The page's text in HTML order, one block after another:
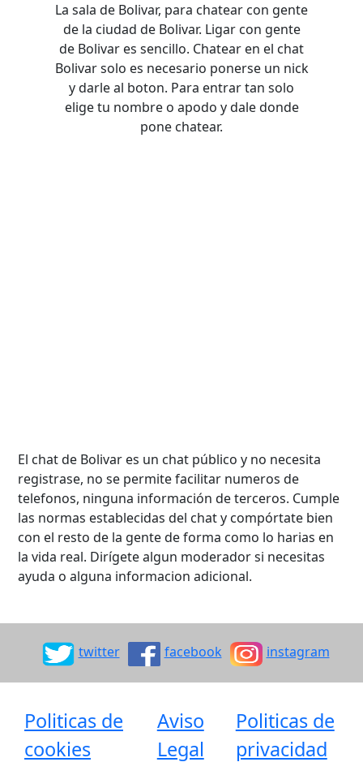
La sala de Bolivar, para chatear con gente
de la ciudad de Bolivar. Ligar con gente
de Bolivar es sencillo. Chatear en el chat
Bolivar solo es necesario ponerse un nick
y darle al boton. Para entrar tan solo
elige tu nombre o apodo y dale donde
pone chatear.
El chat de Bolivar es un chat público y no necesita
registrase, no se permite facilitar numeros de
telefonos, ninguna información de terceros. Cumple
las normas establecidas del chat y compórtate bien
con el resto de la gente de forma como lo harias en
la vida real. Dirígete algun moderador si necesitas
ayuda o alguna informacion adicional.
twitter facebook instagram
Politicas de
cookies
Aviso
Legal
Politicas de
privacidad